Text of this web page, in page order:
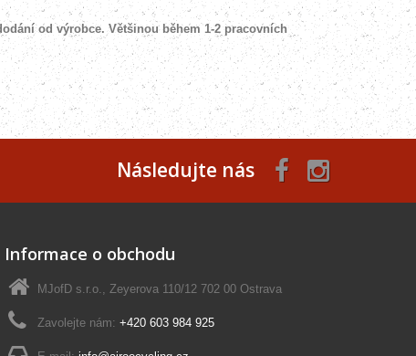
od výrobce. Většinou během 1-2 pracovních
Následujte nás
Informace o obchodu
MJofD s.r.o., Zeyerova 110/12 702 00 Ostrava
Zavolejte nám: +420 603 984 925